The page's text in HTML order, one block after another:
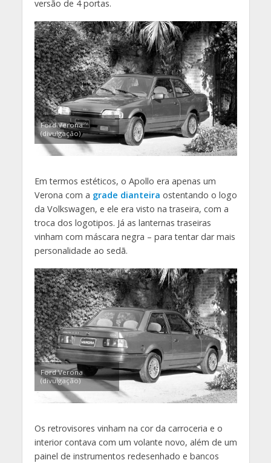
versão de 4 portas.
Ford Verona
(divulgação)
Em termos estéticos, o Apollo era apenas um
Verona com a grade dianteira ostentando o logo
da Volkswagen, e ele era visto na traseira, com a
troca dos logotipos. Já as lanternas traseiras
vinham com máscara negra – para tentar dar mais
personalidade ao sedã.
Ford Verona
(divulgação)
Os retrovisores vinham na cor da carroceria e o
interior contava com um volante novo, além de um
painel de instrumentos redesenhado e bancos